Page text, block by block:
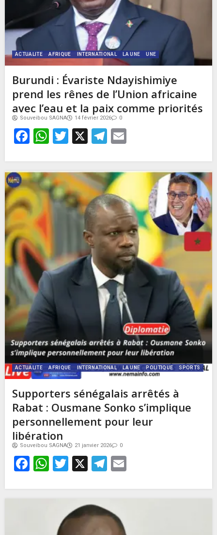
ACTUALITE AFRIQUE INTERNATIONAL LA UNE UNE
Burundi : Évariste Ndayishimiye
prend les rênes de l’Union africaine
avec l’eau et la paix comme priorités
Souveibou SAGNA 14 février 2026 0
Facebook
WhatsApp
Twitter
X Telegram
ACTUALITE AFRIQUE INTERNATIONAL LA UNE POLITIQUE SPORTS
Supporters sénégalais arrêtés à
Rabat : Ousmane Sonko s’implique
personnellement pour leur
libération
Souveibou SAGNA 21 janvier 2026 0
Facebook
WhatsApp
Twitter
X Telegram